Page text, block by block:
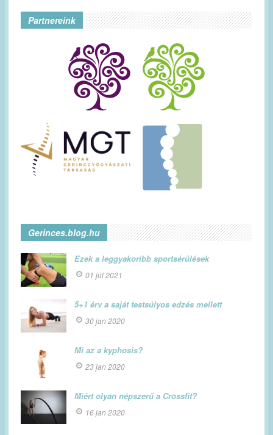
Partnereink
Gerinces.blog.hu
Ezek a leggyakoribb sportsérülések
01 júl 2021
5+1 érv a saját testsúlyos edzés mellett
30 jan 2020
Mi az a kyphosis?
23 jan 2020
Miért olyan népszerű a Crossfit?
16 jan 2020